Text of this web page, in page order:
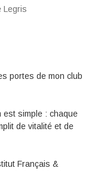
Legris
portes de mon club
est simple : chaque
de vitalité et de
Français &